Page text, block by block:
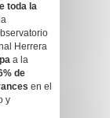
toda la
Herrera
a la
de
en el
y